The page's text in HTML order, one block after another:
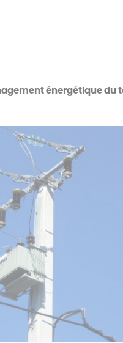
énergétique